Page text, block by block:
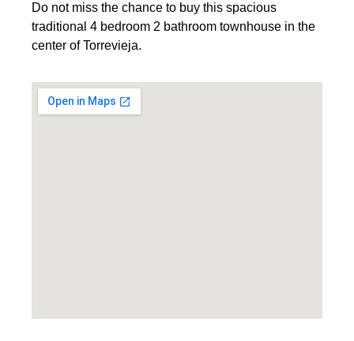
Do not miss the chance to buy this spacious
traditional 4 bedroom 2 bathroom townhouse in the
center of Torrevieja.